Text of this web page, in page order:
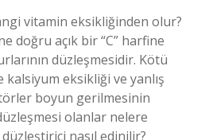
vitamin eksikliğinden olur?
doğru açık bir “C” harfine
düzleşmesidir. Kötü
eksikliği ve yanlış
boyun gerilmesinin
olanlar nelere
nasıl edinilir?